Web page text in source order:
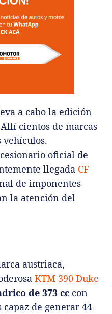
a cabo la edición
cientos de marcas
vehículos.
oficial de
llegada CF
de imponentes
la atención del
austriaca,
KTM 390 Duke
de 373 cc con
capaz de generar44